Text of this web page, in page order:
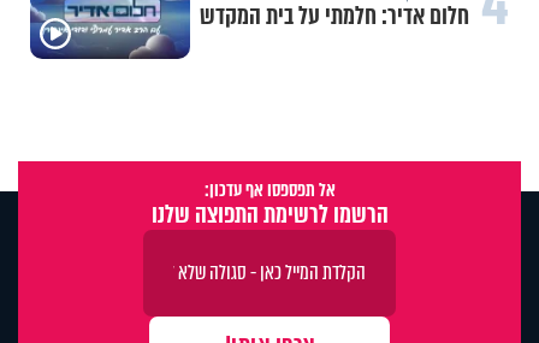
חלום אדיר: חלמתי על בית המקדש
אל תפספסו אף עדכון:
הרשמו לרשימת התפוצה שלנו